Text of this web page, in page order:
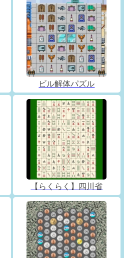
ビル解体パズル
【らくらく】四川省